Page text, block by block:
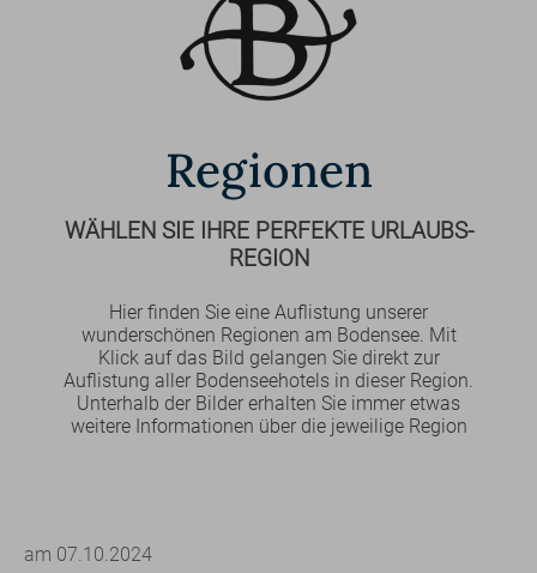
Regionen
WÄHLEN SIE IHRE PERFEKTE URLAUBS-
REGION
Hier finden Sie eine Auflistung unserer
wunderschönen Regionen am Bodensee. Mit
Klick auf das Bild gelangen Sie direkt zur
Auflistung aller Bodenseehotels in dieser Region.
Unterhalb der Bilder erhalten Sie immer etwas
weitere Informationen über die jeweilige Region
am 07.10.2024